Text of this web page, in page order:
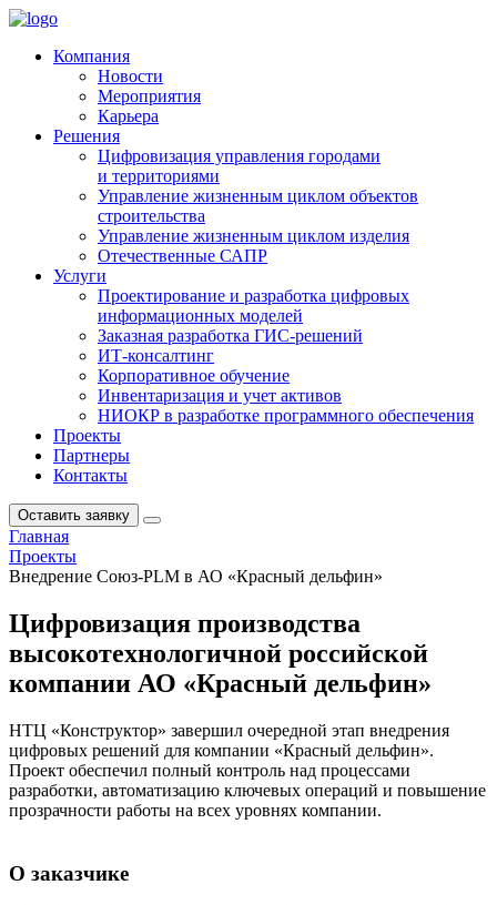
Компания
Новости
Мероприятия
Карьера
Решения
Цифровизация управления городами
и территориями
Управление жизненным циклом объектов
строительства
Управление жизненным циклом изделия
Отечественные САПР
Услуги
Проектирование и разработка цифровых
информационных моделей
Заказная разработка ГИС‑решений
ИТ-консалтинг
Корпоративное обучение
Инвентаризация и учет активов
НИОКР в разработке программного обеспечения
Проекты
Партнеры
Контакты
Оставить заявку
Главная
Проекты
Внедрение Союз-PLM в АО «Красный дельфин»
Цифровизация производства
высокотехнологичной российской
компании АО «Красный дельфин»
НТЦ «Конструктор» завершил очередной этап внедрения
цифровых решений для компании «Красный дельфин».
Проект обеспечил полный контроль над процессами
разработки, автоматизацию ключевых операций и повышение
прозрачности работы на всех уровнях компании.
О заказчике